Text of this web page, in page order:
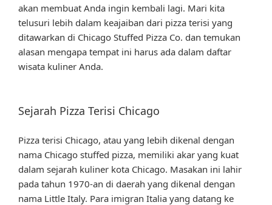
akan membuat Anda ingin kembali lagi. Mari kita
telusuri lebih dalam keajaiban dari pizza terisi yang
ditawarkan di Chicago Stuffed Pizza Co. dan temukan
alasan mengapa tempat ini harus ada dalam daftar
wisata kuliner Anda.
Sejarah Pizza Terisi Chicago
Pizza terisi Chicago, atau yang lebih dikenal dengan
nama Chicago stuffed pizza, memiliki akar yang kuat
dalam sejarah kuliner kota Chicago. Masakan ini lahir
pada tahun 1970-an di daerah yang dikenal dengan
nama Little Italy. Para imigran Italia yang datang ke